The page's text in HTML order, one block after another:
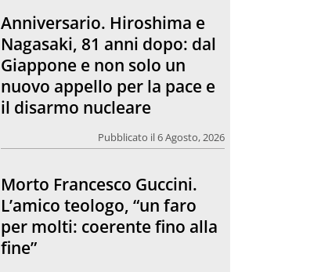
Pubblicato il 6 Agosto, 2026
Morto Francesco Guccini.
L’amico teologo, “un faro
per molti: coerente fino alla
Chiesa. Un abbraccio verso il
futuro, la grande festa del
Papa e dei giovani ad Assisi